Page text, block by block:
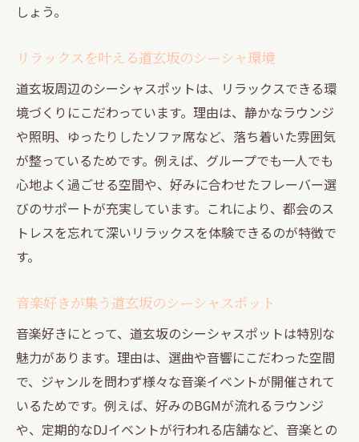
しょう。
リラックスを叶える道玄坂のシーシャ環境
道玄坂周辺のシーシャスポットは、リラックスできる環
境づくりにこだわっています。理由は、静かなラウンジ
や照明、ゆったりしたソファ席など、落ち着いた雰囲気
が整っているためです。例えば、グループでも一人でも
心地よく過ごせる空間や、好みに合わせたフレーバー選
びのサポートが充実しています。これにより、都会のス
トレスを忘れて深いリラックスを体験できるのが特徴で
す。
音楽好きが集う道玄坂のシーシャスポット
音楽好きにとって、道玄坂のシーシャスポットは特別な
魅力があります。理由は、選曲や音響にこだわった空間
で、ジャンルを問わず様々な音楽イベントが開催されて
いるためです。例えば、好みのBGMが流れるラウンジ
や、定期的なDJイベントが行われる店舗など、音楽との